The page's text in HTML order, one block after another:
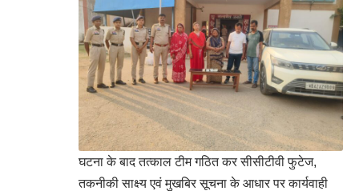
घटना के बाद तत्काल टीम गठित कर सीसीटीवी फुटेज,
तकनीकी साक्ष्य एवं मुखबिर सूचना के आधार पर कार्यवाही